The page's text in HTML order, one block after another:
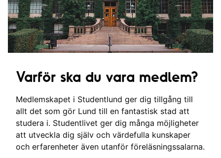
Varför ska du vara medlem?
Medlemskapet i Studentlund ger dig tillgång till
allt det som gör Lund till en fantastisk stad att
studera i. Studentlivet ger dig många möjligheter
att utveckla dig själv och värdefulla kunskaper
och erfarenheter även utanför föreläsningssalarna.